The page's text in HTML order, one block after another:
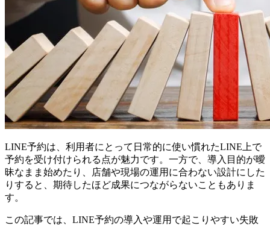
LINE予約は、利用者にとって日常的に使い慣れたLINE上で
予約を受け付けられる点が魅力です。一方で、導入目的が曖
昧なまま始めたり、店舗や現場の運用に合わない設計にした
りすると、期待したほど成果につながらないこともありま
す。
この記事では、LINE予約の導入や運用で起こりやすい失敗